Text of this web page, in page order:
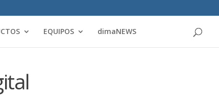
EQUIPOS dimaNEWS